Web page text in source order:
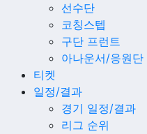
선수단
코칭스텝
구단 프런트
아나운서/응원단
티켓
일정/결과
경기 일정/결과
리그 순위